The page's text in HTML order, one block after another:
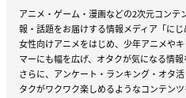
アニメ・ゲーム・漫画などの2次元コン
報・話題をお届けする情報メディア「にじ
女性向けアニメをはじめ、少年アニメや
マーにも幅を広げ、オタクが気になる情報
さらに、アンケート・ランキング・オタ
タクがワクワク楽しめるようなコンテンツ